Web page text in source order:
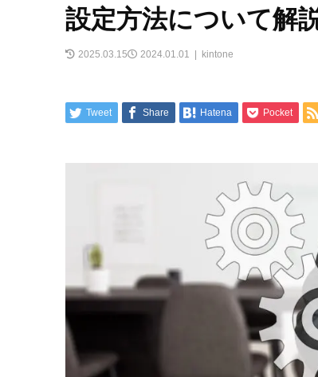
設定方法について解
2025.03.15 2024.01.01 kintone
Tweet Share Hatena Pocket